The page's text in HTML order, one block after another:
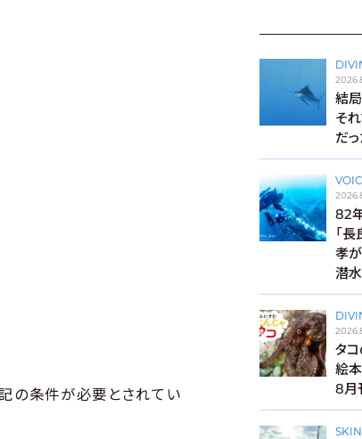
の条件が必要とされてい
結
そ
だ
82
「
孝
潜水
タ
絵本
8月